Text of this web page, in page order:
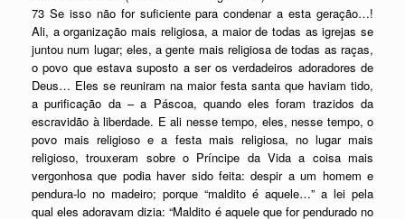
73 Se isso não for suficiente para condenar a esta geração…!
Ali, a organização mais religiosa, a maior de todas as igrejas se
juntou num lugar; eles, a gente mais religiosa de todas as raças,
o povo que estava suposto a ser os verdadeiros adoradores de
Deus… Eles se reuniram na maior festa santa que haviam tido,
a purificação da – a Páscoa, quando eles foram trazidos da
escravidão à liberdade. E ali nesse tempo, eles, nesse tempo, o
povo mais religioso e a festa mais religiosa, no lugar mais
religioso, trouxeram sobre o Príncipe da Vida a coisa mais
vergonhosa que podia haver sido feita: despir a um homem e
pendura-lo no madeiro; porque “maldito é aquele…” a lei pela
qual eles adoravam dizia: “Maldito é aquele que for pendurado no